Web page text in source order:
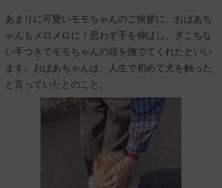
あまりに可愛いモモちゃんのご挨拶に、おばあち
ゃんもメロメロに！思わず手を伸ばし、ぎこちな
い手つきでモモちゃんの頭を撫でてくれたといい
ます。おばあちゃんは、人生で初めて犬を触った
と言っていたとのこと。